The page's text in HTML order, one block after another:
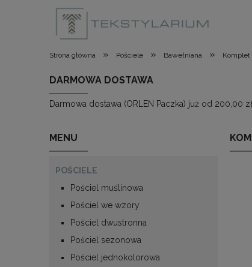
Strona główna » Pościele » Bawełniana »
DARMOWA DOSTAWA
Darmowa dostawa (ORLEN Paczka) już od 200,00 zł.
MENU
POŚCIELE
Pościel muślinowa
Pościel we wzory
Pościel dwustronna
Pościel sezonowa
Pościel jednokolorowa